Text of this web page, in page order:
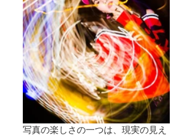
写真の楽しさの一つは、現実の見え